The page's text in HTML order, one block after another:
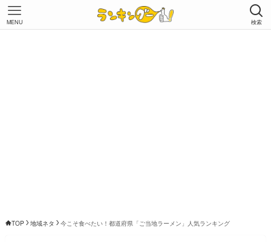
検索
MENU
TOP 地域ネタ 今こそ食べたい！都道府県「ご当地ラーメン」人気ランキング